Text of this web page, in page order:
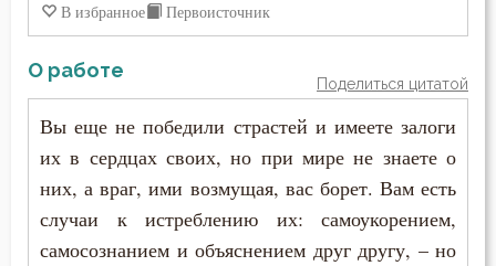
Духовная жизнь
Душа
Еда
Елеосвящение
Ересь
Дионисий Ареопагит
Епифаний Кипрский
Ефрем Сирин
Зосима Палестинский
В избранное Первоисточник
О работе
Поделиться цитатой
Вы еще не победили страстей и имеете залоги
их в сердцах своих, но при мире не знаете о
них, а враг, ими возмущая, вас борет. Вам есть
случаи к истреблению их: самоукорением,
самосознанием и объяснением друг другу, – но